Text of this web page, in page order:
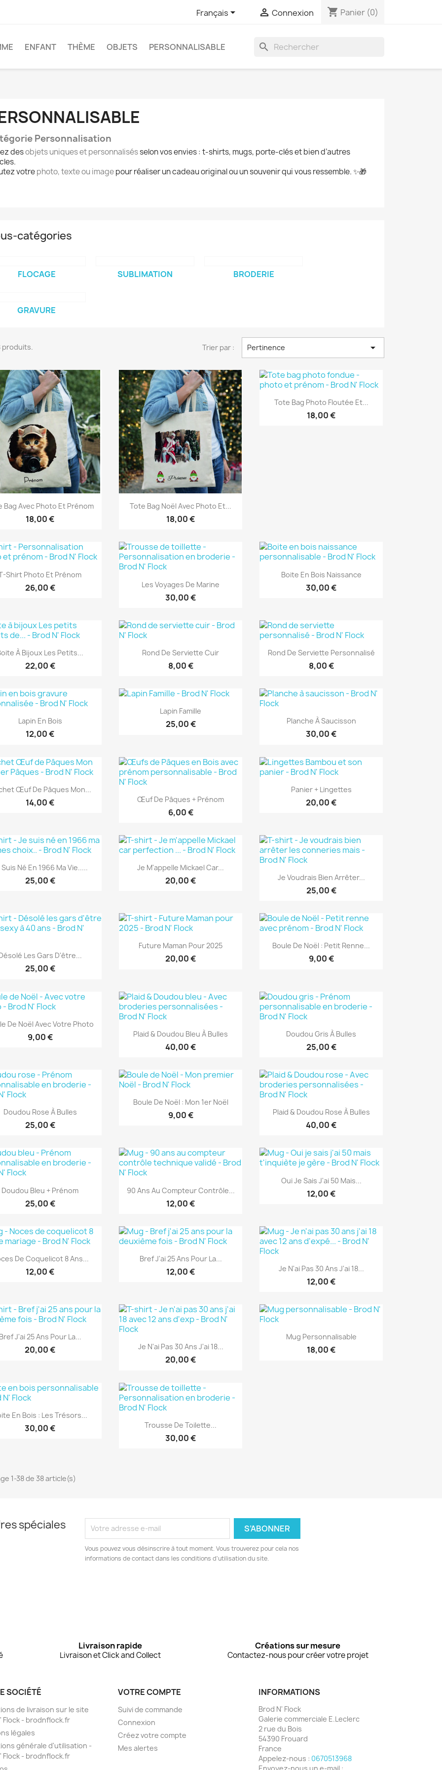
Français  Connexion shopping_cart Panier (0)
ENFANT THÈME OBJETS PERSONNALISABLE search
Personnalisation
desobjets uniques et personnalisésselon vos envies : t-shirts, mugs, porte-clés et bien d’autres
votrephoto, texte ou imagepour réaliser un cadeau original ou un souvenir qui vous ressemble. ✨🎁
catégories
FLOCAGE SUBLIMATION BRODERIE
GRAVURE
produits. Trier par : Pertinence 
 Aperçu rapide
Bag Avec Photo Et Prénom
18,00 €
Aperçu rapide
Tote Bag Noël Avec Photo Et...
18,00 €
Aperçu rapide
Tote Bag Photo Floutée Et...
18,00 €
Aperçu rapide
Shirt Photo Et Prénom
26,00 € Aperçu rapide
Les Voyages De Marine
30,00 €
 Aperçu rapide
Boite En Bois Naissance
30,00 €
Aperçu rapide
À Bijoux Les Petits...
22,00 €
Aperçu rapide
Rond De Serviette Cuir
8,00 €
Aperçu rapide
Rond De Serviette Personnalisé
8,00 €
Aperçu rapide
Lapin En Bois
12,00 €
Aperçu rapide
Lapin Famille
25,00 € Aperçu rapide
Planche À Saucisson
30,00 €
Aperçu rapide
Œuf De Pâques Mon...
14,00 € Aperçu rapide
Œuf De Pâques + Prénom
6,00 €
Aperçu rapide
Panier + Lingettes
20,00 €
Aperçu rapide
Suis Né En 1966 Ma Vie.....
25,00 €
Aperçu rapide
Je M'appelle Mickael Car...
20,00 € Aperçu rapide
Je Voudrais Bien Arrêter...
25,00 €
Aperçu rapide
Les Gars D'être...
25,00 €
Aperçu rapide
Future Maman Pour 2025
20,00 €
Aperçu rapide
Boule De Noël : Petit Renne...
9,00 €
 Aperçu rapide
De Noël Avec Votre Photo
9,00 € Aperçu rapide
Plaid & Doudou Bleu À Bulles
40,00 €
Aperçu rapide
Doudou Gris À Bulles
25,00 €
Aperçu rapide
Doudou Rose À Bulles
25,00 €
Aperçu rapide
Boule De Noël : Mon 1er Noël
9,00 € Aperçu rapide
Plaid & Doudou Rose À Bulles
40,00 €
Aperçu rapide
Doudou Bleu + Prénom
25,00 €
Aperçu rapide
90 Ans Au Compteur Contrôle...
12,00 €
Aperçu rapide
Oui Je Sais J'ai 50 Mais...
12,00 €
Aperçu rapide
De Coquelicot 8 Ans...
12,00 €
Aperçu rapide
Bref J'ai 25 Ans Pour La...
12,00 € Aperçu rapide
Je N'ai Pas 30 Ans J'ai 18...
12,00 €
Aperçu rapide
J'ai 25 Ans Pour La...
20,00 € Aperçu rapide
Je N'ai Pas 30 Ans J'ai 18...
20,00 €
Aperçu rapide
Mug Personnalisable
18,00 €
Aperçu rapide
En Bois : Les Trésors...
30,00 € Aperçu rapide
Trousse De Toilette...
30,00 €
1-38 de 38 article(s)
spéciales
Vous pouvez vous désinscrire à tout moment. Vous trouverez pour cela nos
informations de contact dans les conditions d'utilisation du site.
Livraison rapide
Livraison et Click and Collect
Créations sur mesure
Contactez-nous pour créer votre projet
SOCIÉTÉ
de livraison sur le site
Flock - brodnflock.fr
légales
générale d'utilisation -
Flock - brodnflock.fr
VOTRE COMPTE
Suivi de commande
Connexion
Créez votre compte
Mes alertes
INFORMATIONS
Brod N' Flock
Galerie commerciale E.Leclerc
2 rue du Bois
54390 Frouard
France
Appelez-nous : 0670513968